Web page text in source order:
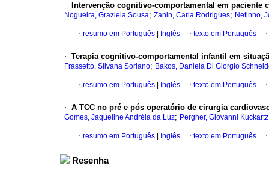
· Intervenção cognitivo-comportamental em paciente
Nogueira, Graziela Sousa; Zanin, Carla Rodrigues; Netinho,
· resumo em Português Inglês · texto em Português ·
· Terapia cognitivo-comportamental infantil em
Frassetto, Silvana Soriano; Bakos, Daniela Di Giorgio
· resumo em Português Inglês · texto em Português ·
· A TCC no pré e pós operatório de cirurgia
Gomes, Jaqueline Andréia da Luz; Pergher, Giovanni Kuckartz
· resumo em Português Inglês · texto em Português ·
Resenha